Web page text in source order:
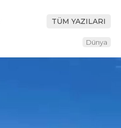
TÜM YAZILARI
Dünya